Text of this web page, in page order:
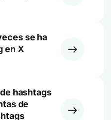
se ha
en X
hashtags
de